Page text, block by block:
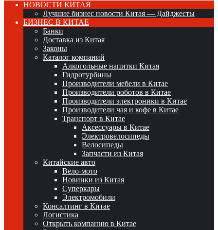
НОВОСТИ КИТАЯ
Лучшие бизнес новости Китая — Дайджесты
БИЗНЕС В КИТАЕ
Банки
Доставка из Китая
Законы
Каталог компаний
Алкогольные напитки Китая
Гидротурбины
Производители мебели в Китае
Производители роботов в Китае
Производители электроники в Китае
Производители чая и кофе в Китае
Транспорт в Китае
Аксессуары в Китае
Электровелосипеды
Велосипеды
Запчасти из Китая
Китайские авто
Вело-мото
Новинки из Китая
Суперкары
Электромобили
Консалтинг в Китае
Логистика
Открыть компанию в Китае